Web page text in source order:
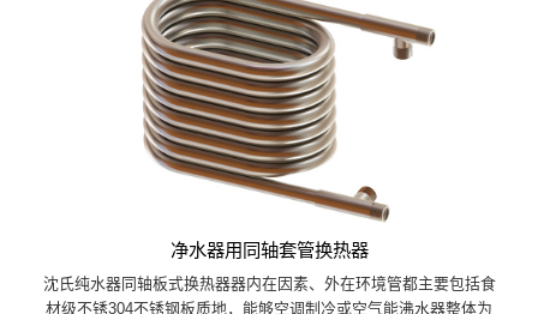
净水器用同轴套管换热器
沈氏纯水器同轴板式换热器器内在因素、外在环境管都主要包括食
材级不锈304不锈钢板质地，能够空调制冷或空气能沸水器整体为